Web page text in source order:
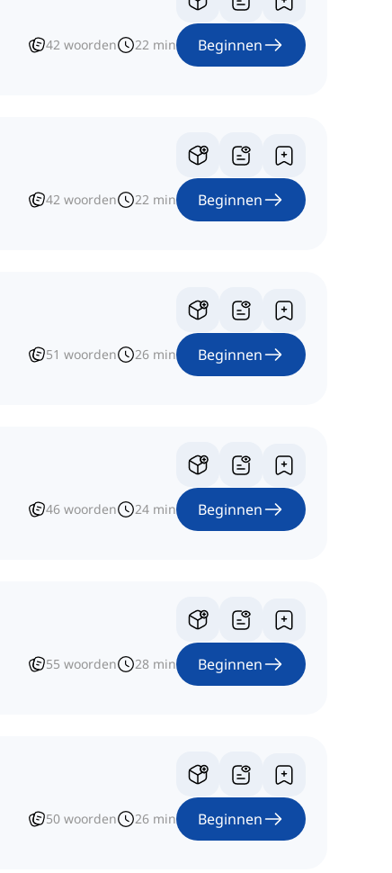
42 woorden 22 min Beginnen
42 woorden 22 min Beginnen
51 woorden 26 min Beginnen
46 woorden 24 min Beginnen
55 woorden 28 min Beginnen
50 woorden 26 min Beginnen